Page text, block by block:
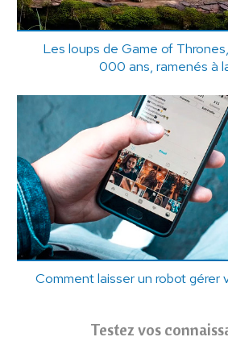
Les loups de Game of
000 ans, ramenés à
Comment laisser un robot gérer
Testez vos